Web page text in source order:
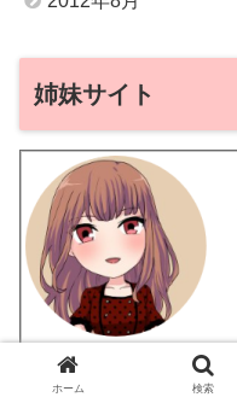
姉妹サイト
ホーム 検索